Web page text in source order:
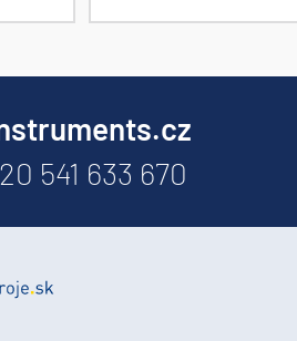
nastavení, režimy v
zobrazení meranej hodnoty.
GPIB (voliteľne).
541 633 670